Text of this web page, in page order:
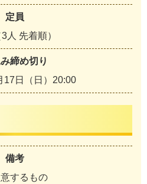
定員
人 先着順）
締め切り
17日（日）20:00
備考
するもの